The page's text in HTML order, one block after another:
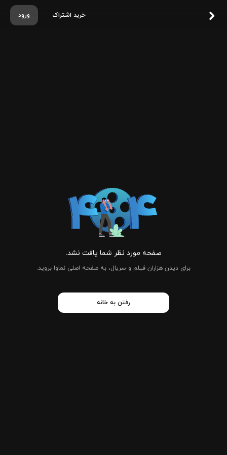
ورود خرید اشتراک
صفحه مورد نظر شما یافت نشد.
برای دیدن هزاران فیلم و سریال، به صفحه اصلی نماوا بروید.
رفتن به خانه